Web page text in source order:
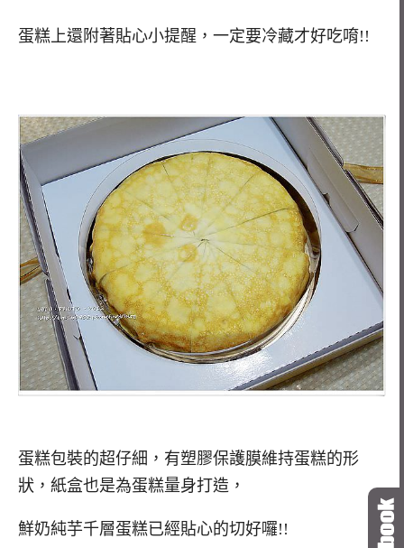
蛋糕上還附著貼心小提醒，一定要冷藏才好吃唷!!
蛋糕包裝的超仔細，有塑膠保護膜維持蛋糕的形
狀，紙盒也是為蛋糕量身打造，
鮮奶純芋千層蛋糕已經貼心的切好囉!!